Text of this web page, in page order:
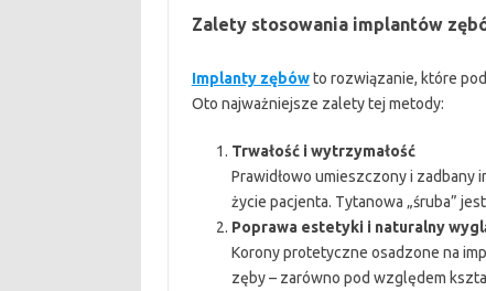
Zalety stosowania implantów
Implanty zębówto rozwiązanie, które
Oto najważniejsze zalety tej metody:
Trwałość i wytrzymałość
Prawidłowo umieszczony i zadbany
życie pacjenta. Tytanowa „śruba”
Poprawa estetyki i naturalny
Korony protetyczne osadzone na
zęby – zarówno pod względem